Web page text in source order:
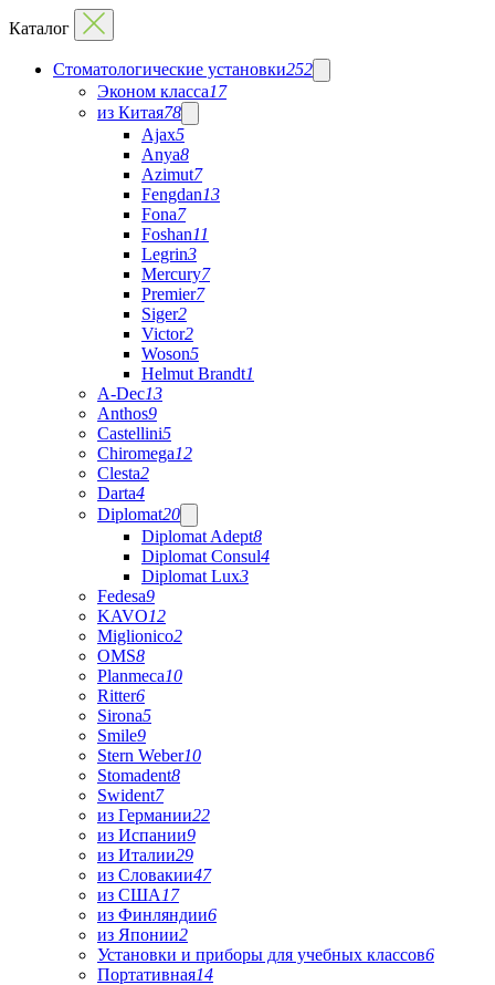
Каталог
Стоматологические установки252
Эконом класса17
из Китая78
Ajax5
Anya8
Azimut7
Fengdan13
Fona7
Foshan11
Legrin3
Mercury7
Premier7
Siger2
Victor2
Woson5
Helmut Brandt1
A-Dec13
Anthos9
Castellini5
Chiromega12
Clesta2
Darta4
Diplomat20
Diplomat Adept8
Diplomat Consul4
Diplomat Lux3
Fedesa9
KAVO12
Miglionico2
OMS8
Planmeca10
Ritter6
Sirona5
Smile9
Stern Weber10
Stomadent8
Swident7
из Германии22
из Испании9
из Италии29
из Словакии47
из США 17
из Финляндии6
из Японии2
Установки и приборы для учебных классов6
Портативная14